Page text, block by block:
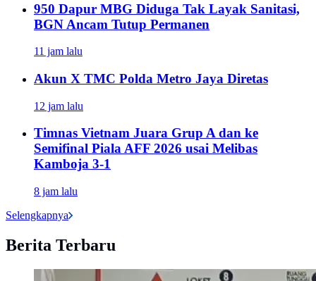
950 Dapur MBG Diduga Tak Layak Sanitasi,
BGN Ancam Tutup Permanen
11 jam lalu
Akun X TMC Polda Metro Jaya Diretas
12 jam lalu
Timnas Vietnam Juara Grup A dan ke
Semifinal Piala AFF 2026 usai Melibas
Kamboja 3-1
8 jam lalu
Selengkapnya
Berita Terbaru